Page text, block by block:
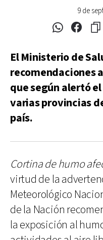
9 de
El Ministerio de
recomendaciones
que según alertó
varias provincias
país.
Cortina de humo
virtud de la
Meteorológico
de la Nación
la exposición al